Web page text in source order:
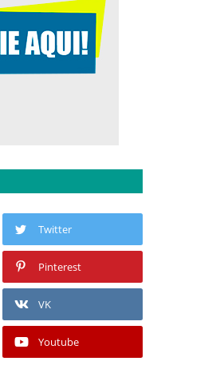
Twitter
Pinterest
VK
Youtube